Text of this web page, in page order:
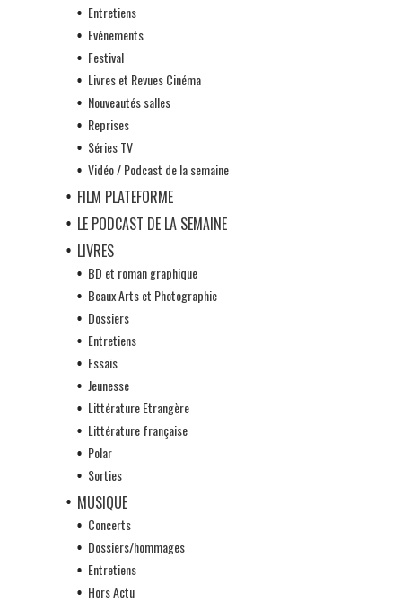
Entretiens
Evénements
Festival
Livres et Revues Cinéma
Nouveautés salles
Reprises
Séries TV
Vidéo / Podcast de la semaine
FILM PLATEFORME
LE PODCAST DE LA SEMAINE
LIVRES
BD et roman graphique
Beaux Arts et Photographie
Dossiers
Entretiens
Essais
Jeunesse
Littérature Etrangère
Littérature française
Polar
Sorties
MUSIQUE
Concerts
Dossiers/hommages
Entretiens
Hors Actu